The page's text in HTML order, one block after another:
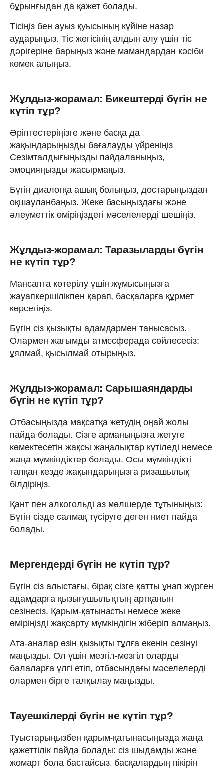
бұрынғыдан да қажет болады.
Тісіңіз бен ауыз қуысының күйіне назар
аударыңыз. Тіс жегісінің алдын алу үшін тіс
дәрігеріне барыңыз және мамандардан кәсіби
көмек алыңыз.
Жұлдыз-жорамал: Бикештерді бүгін не
күтіп тұр?
Әріптестеріңізге және басқа да
жақындарыңызды бағалауды үйреніңіз
Сезімталдығыңызды пайдаланыңыз,
эмоцияңызды жасырмаңыз.
Бүгін диалогқа ашық болыңыз, достарыңыздан
оқшауланбаңыз. Жеке басыңыздағы және
әлеуметтік өміріңіздегі мәселелерді шешіңіз.
Жұлдыз-жорамал: Таразыларды бүгін
не күтіп тұр?
Мансапта көтерілу үшін жұмысыңызға
жауапкершілікпен қарап, басқаларға құрмет
көрсетіңіз.
Бүгін сіз қызықты адамдармен танысасыз.
Олармен жағымды атмосферада сөйлесесіз:
ұялмай, қысылмай отырыңыз.
Жұлдыз-жорамал: Сарышаяндарды
бүгін не күтіп тұр?
Отбасыңызда мақсатқа жетудің оңай жолы
пайда болады. Сізге арманыңызға жетуге
көмектесетін жақсы жаңалықтар күтіледі немесе
жаңа мүмкіндіктер болады. Осы мүмкіндікті
тапқан кезде жақындарыңызға ризашылық
білдіріңіз.
Қант пен алкогольді аз мөлшерде тұтыныңыз:
Бүгін сізде салмақ түсіруге деген ниет пайда
болады.
Мергендерді бүгін не күтіп тұр?
Бүгін сіз алыстағы, бірақ сізге қатты ұнап жүрген
адамдарға қызығушылықтың артқанын
сезінесіз. Қарым-қатынасты немесе жеке
өміріңізді жақсарту мүмкіндігін жіберіп алмаңыз.
Ата-аналар өзін қызықты тұлға екенін сезінуі
маңызды. Ол үшін мезгіл-мезгіл оларды
балаларға үлгі етіп, отбасындағы мәселелерді
олармен бірге талқылау маңызды.
Тауешкілерді бүгін не күтіп тұр?
Туыстарыңызбен қарым-қатынасыңызда жаңа
қажеттілік пайда болады: сіз шыдамды және
жомарт бола бастайсыз, басқалардың пікірін